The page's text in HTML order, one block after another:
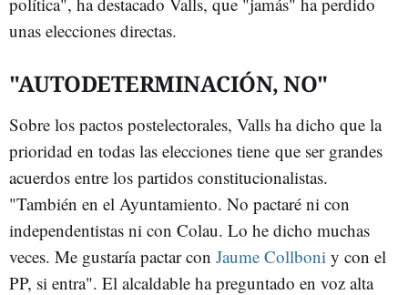
unas elecciones directas.
"AUTODETERMINACIÓN, NO"
Sobre los pactos postelectorales, Valls ha dicho que la
prioridad en todas las elecciones tiene que ser grandes
acuerdos entre los partidos constitucionalistas.
"También en el Ayuntamiento. No pactaré ni con
independentistas ni con Colau. Lo he dicho muchas
veces. Me gustaría pactar con Jaume Collboni y con el
PP, si entra". El alcaldable ha preguntado en voz alta